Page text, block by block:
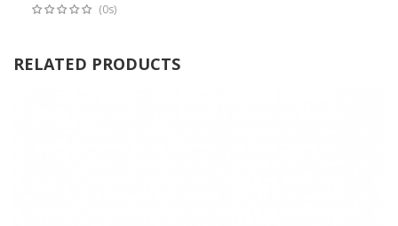
(0s)
RELATED PRODUCTS